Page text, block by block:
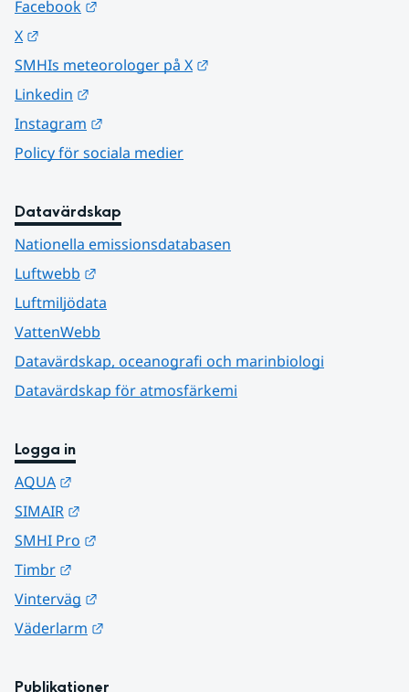
Facebook
X
SMHIs meteorologer på X
Linkedin
Instagram
Policy för sociala medier
Datavärdskap
Nationella emissionsdatabasen
Luftwebb
Luftmiljödata
VattenWebb
Datavärdskap, oceanografi och marinbiologi
Datavärdskap för atmosfärkemi
Logga in
AQUA
SIMAIR
SMHI Pro
Timbr
Vinterväg
Väderlarm
Publikationer